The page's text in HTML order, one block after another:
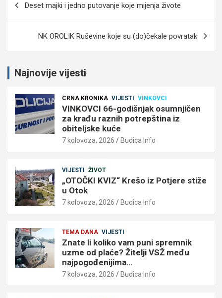
Deset majki i jedno putovanje koje mijenja živote
NK OROLIK Ruševine koje su (do)čekale povratak
Najnovije vijesti
CRNA KRONIKA VIJESTI VINKOVCI
VINKOVCI 66-godišnjak osumnjičen
za krađu raznih potrepština iz
obiteljske kuće
7 kolovoza, 2026 Budica Info
VIJESTI ŽIVOT
„OTOČKI KVIZ“ Krešo iz Potjere stiže
u Otok
7 kolovoza, 2026 Budica Info
TEMA DANA VIJESTI
Znate li koliko vam puni spremnik
uzme od plaće? Žitelji VSŽ među
najpogođenijima…
7 kolovoza, 2026 Budica Info